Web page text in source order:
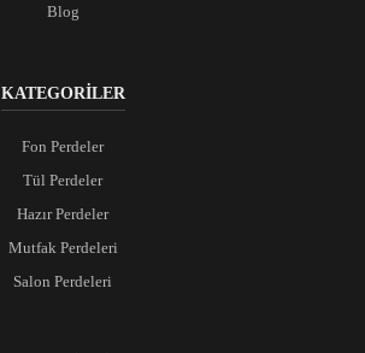
Blog
KATEGORİLER
Fon Perdeler
Tül Perdeler
Hazır Perdeler
Mutfak Perdeleri
Salon Perdeleri